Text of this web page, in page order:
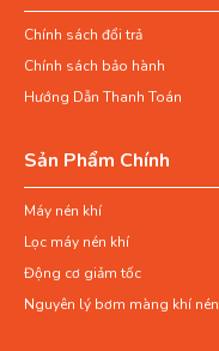
Chính sách đổi trả
Chính sách bảo hành
Hướng Dẫn Thanh Toán
Sản Phẩm Chính
Máy nén khí
Lọc máy nén khí
Động cơ giảm tốc
Nguyên lý bơm màng khí nén